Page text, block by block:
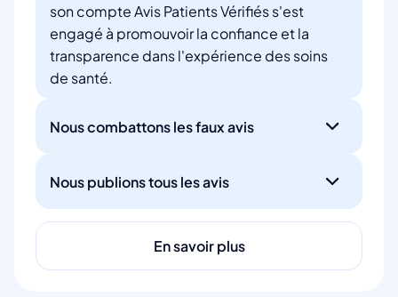
son compte Avis Patients Vérifiés s'est
engagé à promouvoir la confiance et la
transparence dans l'expérience des soins
de santé.
Nous combattons les faux avis
Nous publions tous les avis
En savoir plus